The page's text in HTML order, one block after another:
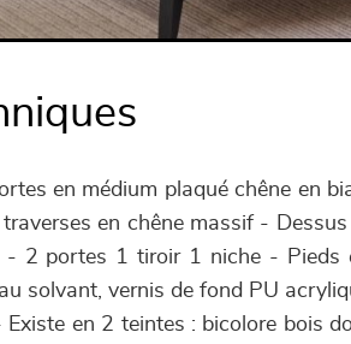
en médium plaqué chêne en
en chêne massif - Dessus
- 2 portes 1 tiroir 1 niche - Pieds
solvant, vernis de fond PU
en 2 teintes : bicolore bois